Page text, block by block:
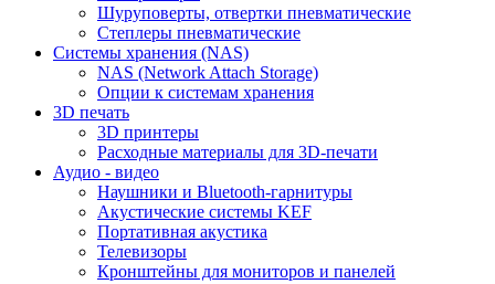
Шуруповерты, отвертки пневматические
Степлеры пневматические
Cистемы хранения (NAS)
NAS (Network Attach Storage)
Опции к системам хранения
3D печать
3D принтеры
Расходные материалы для 3D-печати
Аудио - видео
Наушники и Bluetooth-гарнитуры
Акустические системы KEF
Портативная акустика
Телевизоры
Кронштейны для мониторов и панелей